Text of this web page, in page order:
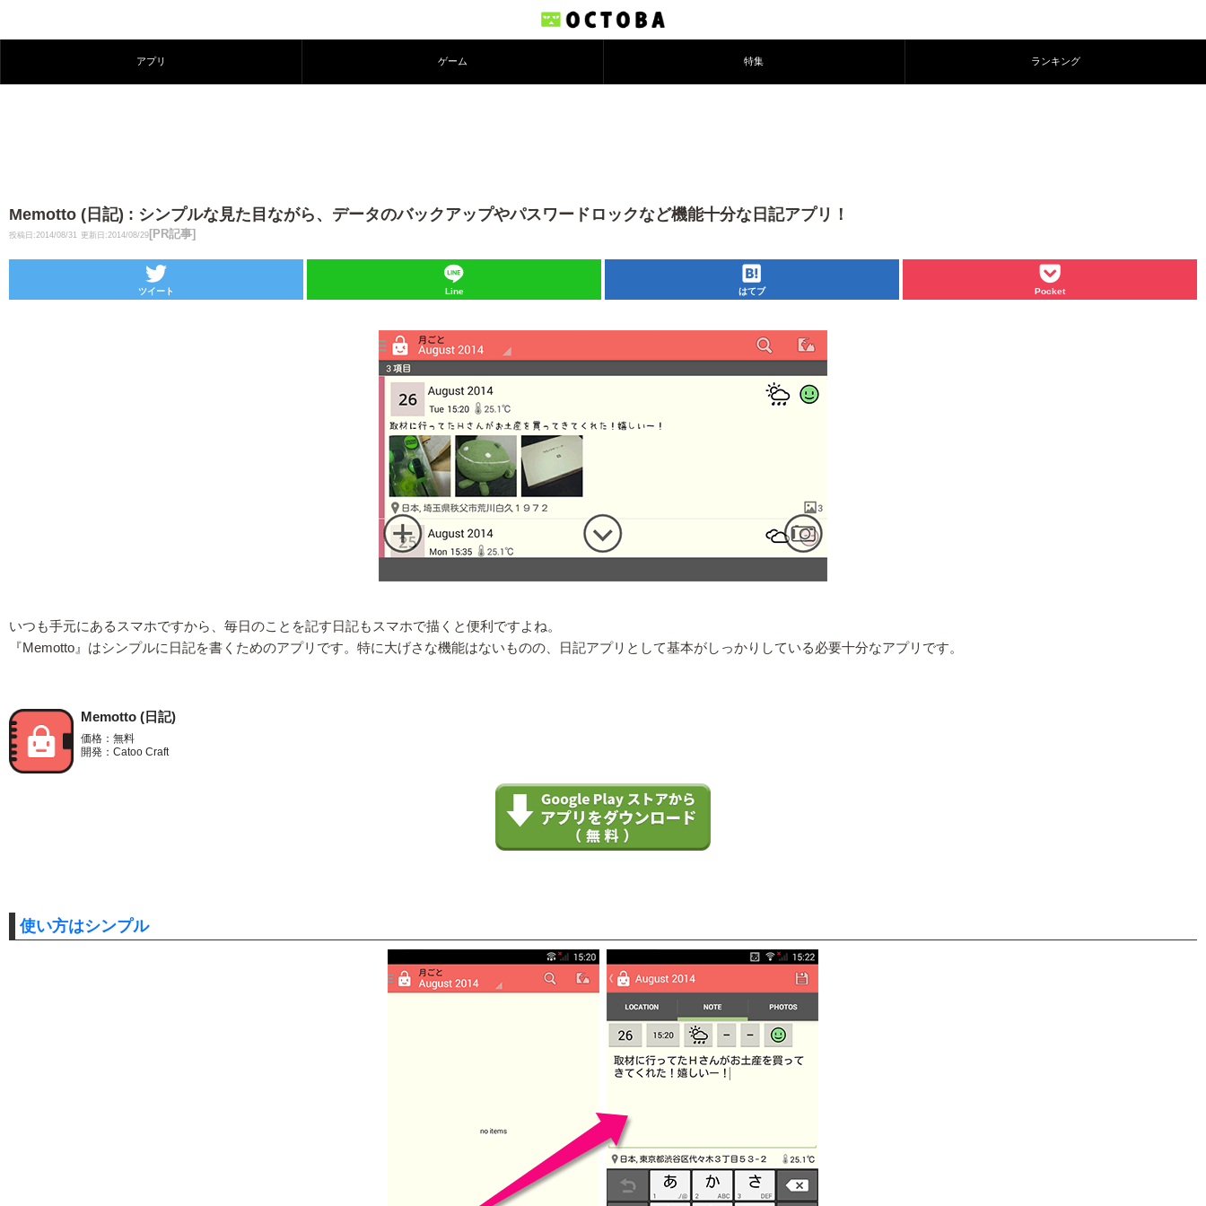
アプリ ゲーム 特集 ランキング
Memotto (日記) : シンプルな見た目ながら、データのバックアップやパスワードロックなど機能十分な日記アプリ！
投稿日:2014/08/31 更新日:2014/08/29 [PR記事]
ツイート Line はてブ Pocket
いつも手元にあるスマホですから、毎日のことを記す日記もスマホで描くと便利ですよね。
『Memotto』はシンプルに日記を書くためのアプリです。特に大げさな機能はないものの、日記アプリとして基本がしっかりしている必要十分なアプリです。
Memotto (日記)
価格：無料
開発：Catoo Craft
使い方はシンプル